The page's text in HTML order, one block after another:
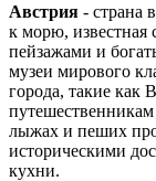
Австрия - страна
к морю,
пейзажами и
музеи мирового
города, такие как
лыжах и пеших
историческими
кухни.